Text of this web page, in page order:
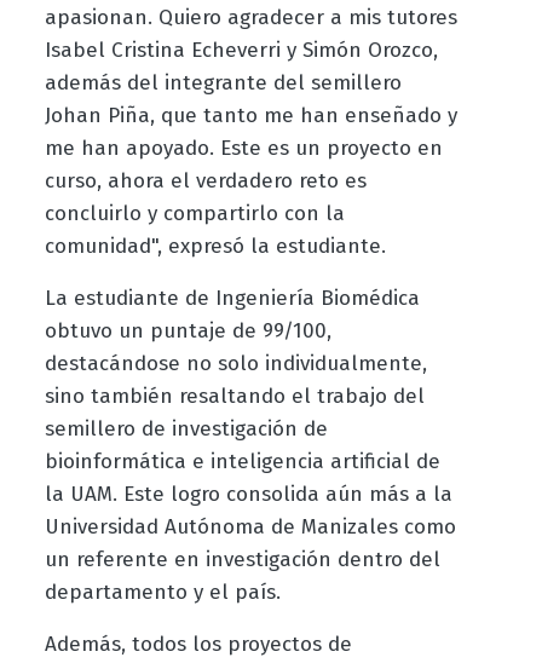
apasionan. Quiero agradecer a mis tutores
Isabel Cristina Echeverri y Simón Orozco,
además del integrante del semillero
Johan Piña, que tanto me han enseñado y
me han apoyado. Este es un proyecto en
curso, ahora el verdadero reto es
concluirlo y compartirlo con la
comunidad", expresó la estudiante.
La estudiante de Ingeniería Biomédica
obtuvo un puntaje de 99/100,
destacándose no solo individualmente,
sino también resaltando el trabajo del
semillero de investigación de
bioinformática e inteligencia artificial de
la UAM. Este logro consolida aún más a la
Universidad Autónoma de Manizales como
un referente en investigación dentro del
departamento y el país.
Además, todos los proyectos de